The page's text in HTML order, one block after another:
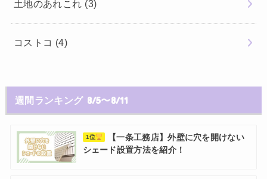
土地のあれこれ (3)
コストコ (4)
週間ランキング 8/5〜8/11
1位
【一条工務店】外壁に穴を開けない
シェード設置方法を紹介！